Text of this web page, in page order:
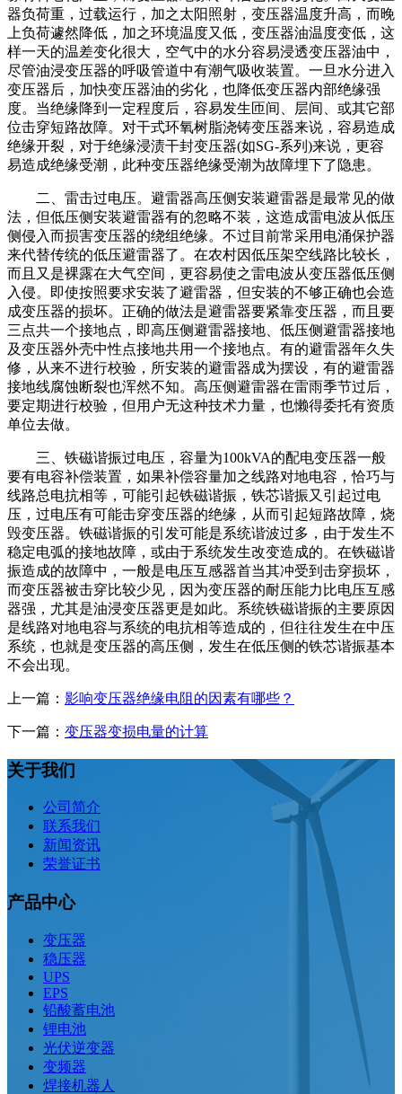
器负荷重，过载运行，加之太阳照射，变压器温度升高，而晚
上负荷遽然降低，加之环境温度又低，变压器油温度变低，这
样一天的温差变化很大，空气中的水分容易浸透变压器油中，
尽管油浸变压器的呼吸管道中有潮气吸收装置。一旦水分进入
变压器后，加快变压器油的劣化，也降低变压器内部绝缘强
度。当绝缘降到一定程度后，容易发生匝间、层间、或其它部
位击穿短路故障。对干式环氧树脂浇铸变压器来说，容易造成
绝缘开裂，对于绝缘浸渍干封变压器(如SG-系列)来说，更容
易造成绝缘受潮，此种变压器绝缘受潮为故障埋下了隐患。
二、雷击过电压。避雷器高压侧安装避雷器是最常见的做
法，但低压侧安装避雷器有的忽略不装，这造成雷电波从低压
侧侵入而损害变压器的绕组绝缘。不过目前常采用电涌保护器
来代替传统的低压避雷器了。在农村因低压架空线路比较长，
而且又是裸露在大气空间，更容易使之雷电波从变压器低压侧
入侵。即使按照要求安装了避雷器，但安装的不够正确也会造
成变压器的损坏。正确的做法是避雷器要紧靠变压器，而且要
三点共一个接地点，即高压侧避雷器接地、低压侧避雷器接地
及变压器外壳中性点接地共用一个接地点。有的避雷器年久失
修，从来不进行校验，所安装的避雷器成为摆设，有的避雷器
接地线腐蚀断裂也浑然不知。高压侧避雷器在雷雨季节过后，
要定期进行校验，但用户无这种技术力量，也懒得委托有资质
单位去做。
三、铁磁谐振过电压，容量为100kVA的配电变压器一般
要有电容补偿装置，如果补偿容量加之线路对地电容，恰巧与
线路总电抗相等，可能引起铁磁谐振，铁芯谐振又引起过电
压，过电压有可能击穿变压器的绝缘，从而引起短路故障，烧
毁变压器。铁磁谐振的引发可能是系统谐波过多，由于发生不
稳定电弧的接地故障，或由于系统发生改变造成的。在铁磁谐
振造成的故障中，一般是电压互感器首当其冲受到击穿损坏，
而变压器被击穿比较少见，因为变压器的耐压能力比电压互感
器强，尤其是油浸变压器更是如此。系统铁磁谐振的主要原因
是线路对地电容与系统的电抗相等造成的，但往往发生在中压
系统，也就是变压器的高压侧，发生在低压侧的铁芯谐振基本
不会出现。
上一篇： 影响变压器绝缘电阻的因素有哪些？
下一篇： 变压器变损电量的计算
关于我们
公司简介
联系我们
新闻资讯
荣誉证书
产品中心
变压器
稳压器
UPS
EPS
铅酸蓄电池
锂电池
光伏逆变器
变频器
焊接机器人